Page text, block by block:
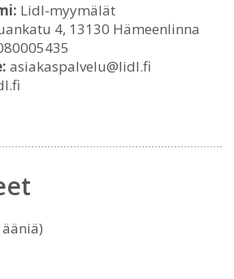
Lidl-myymälät
4, 13130 Hämeenlinna
asiakaspalvelu@lidl.fi